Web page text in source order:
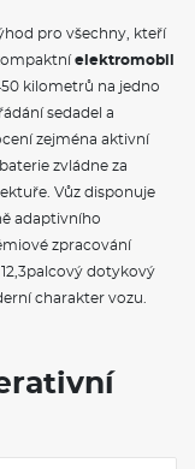
sedadle řidiče, 1x v
přepínáním
60
pro všechny, kteří
elektromobil
kilometrů na jedno
sedadel a
zejména aktivní
zvládne za
Vůz disponuje
adaptivního
zpracování
dotykový
charakter vozu.